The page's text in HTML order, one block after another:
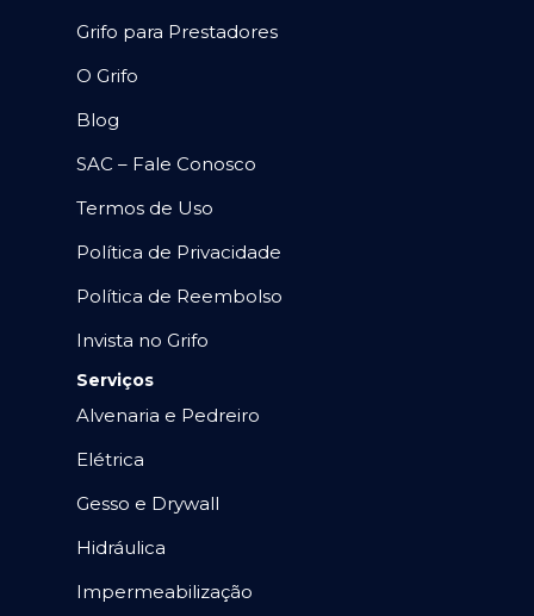
Grifo para Prestadores
O Grifo
Blog
SAC – Fale Conosco
Termos de Uso
Política de Privacidade
Política de Reembolso
Invista no Grifo
Serviços
Alvenaria e Pedreiro
Elétrica
Gesso e Drywall
Hidráulica
Impermeabilização